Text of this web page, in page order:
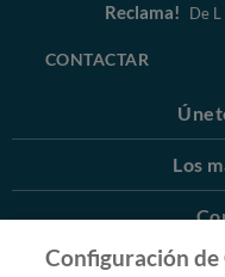
Reclama! De
CONTACTAR
Los
Más
Configuración de